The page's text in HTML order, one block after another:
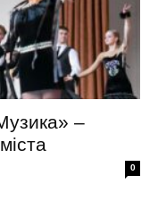
–
0